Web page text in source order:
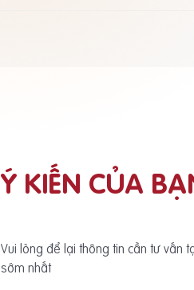
Ý KIẾN CỦA
Vui lòng để lại thông tin cần tư vấn
sớm nhất